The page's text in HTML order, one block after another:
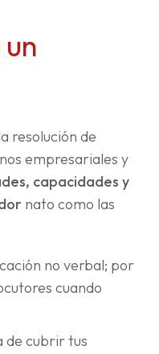
resolución de
empresariales y
capacidades y
nato como las
no verbal; por
cuando
de cubrir tus